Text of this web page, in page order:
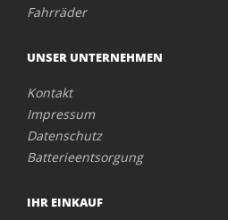
Fahrräder
UNSER UNTERNEHMEN
Kontakt
Impressum
Datenschutz
Batterieentsorgung
IHR EINKAUF